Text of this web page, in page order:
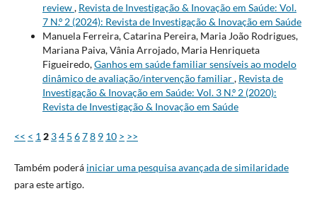
review, Revista de Investigação & Inovação em Saúde: Vol.
7 N.º 2 (2024): Revista de Investigação & Inovação em Saúde
Manuela Ferreira, Catarina Pereira, Maria João Rodrigues,
Mariana Paiva, Vânia Arrojado, Maria Henriqueta
Figueiredo,Ganhos em saúde familiar sensíveis ao modelo
dinâmico de avaliação/intervenção familiar, Revista de
Investigação & Inovação em Saúde: Vol. 3 N.º 2 (2020):
Revista de Investigação & Inovação em Saúde
<< < 1 2 34 5 678 9 10 > >>
Também poderá iniciar uma pesquisa avançada de similaridade
para este artigo.